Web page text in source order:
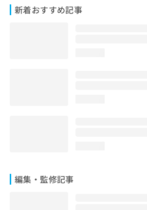
新着おすすめ記事
編集・監修記事
お
問